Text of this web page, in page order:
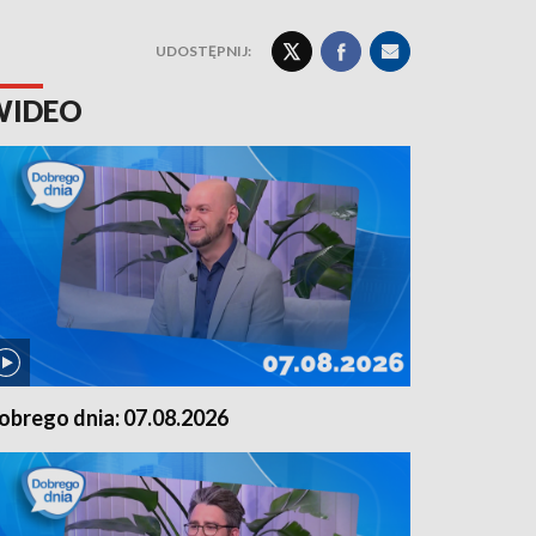
UDOSTĘPNIJ:
dnia: 07.08.2026